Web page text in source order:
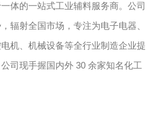
体的一站式工业辅料服务商。公司
辐射全国市场，专注为电子电器、
机、机械设备等全行业制造企业提
司现手握国内外 30 余家知名化工
固剂、灌封胶、三防漆、高温润滑